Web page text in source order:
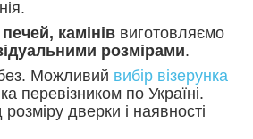
камінів виготовляємо
розмірами.
Можливий вибір візерунка
перевізником по Україні.
дверки і наявності